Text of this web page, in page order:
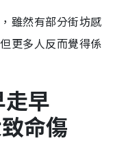
雖然有部分街坊感
更多人反而覺得係
走早
命傷